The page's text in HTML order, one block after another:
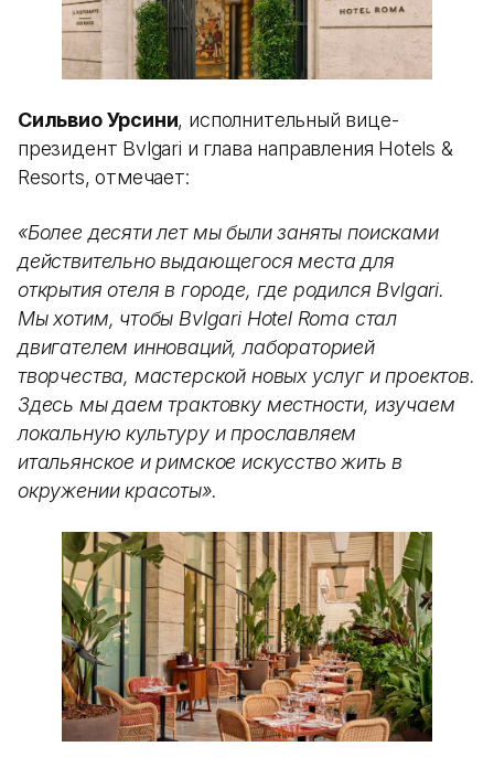
Сильвио Урсини, исполнительный вице-
президент Bvlgari и глава направления Hotels &
Resorts, отмечает:
«Более десяти лет мы были заняты поисками
действительно выдающегося места для
открытия отеля в городе, где родился Bvlgari.
Мы хотим, чтобы Bvlgari Hotel Roma стал
двигателем инноваций, лабораторией
творчества, мастерской новых услуг и проектов.
Здесь мы даем трактовку местности, изучаем
локальную культуру и прославляем
итальянское и римское искусство жить в
окружении красоты».